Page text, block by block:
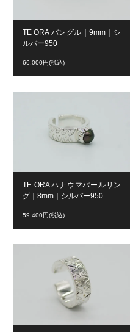
TE ORA バングル｜9mm｜シ
ルバー950
66,000円(税込)
TE ORA ハナウマパールリン
グ｜8mm｜シルバー950
59,400円(税込)